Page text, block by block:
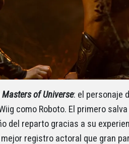
Masters of Universe: el personaje
como Roboto. El primero
del reparto gracias a su
registro actoral que gran